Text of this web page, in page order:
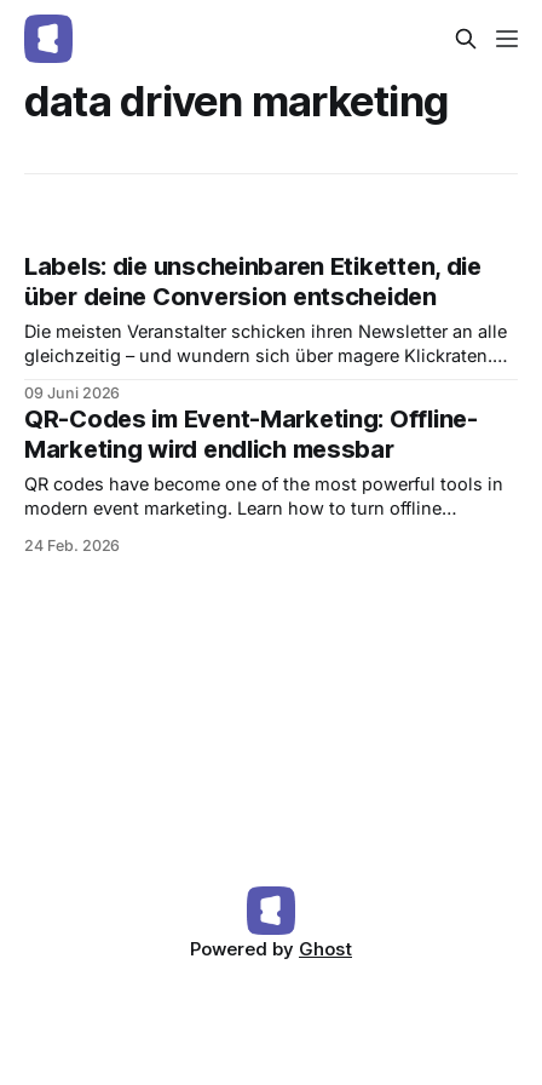
data driven marketing
Labels: die unscheinbaren Etiketten, die
über deine Conversion entscheiden
Die meisten Veranstalter schicken ihren Newsletter an alle
gleichzeitig – und wundern sich über magere Klickraten.
Aussendungen schon in deinem Konto: Labels. Wir zeigen
dir, warum sie deinen Audience Builder erst richtig scharf
machen.
09 Juni 2026
QR-Codes im Event-Marketing: Offline-
Marketing wird endlich messbar
QR codes have become one of the most powerful tools in
modern event marketing. Learn how to turn offline
scans in real time, and increase ticket sales — all with
24 Feb. 2026
Powered by Ghost